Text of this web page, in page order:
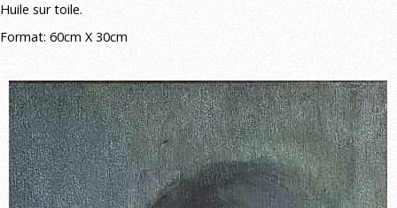
Huile sur toile.
Format: 60cm X 30cm